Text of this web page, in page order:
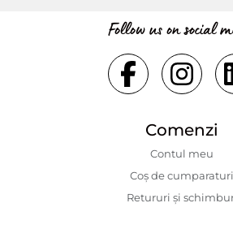
Follow us on social
Comenzi
Contul meu
Coș de cumparaturi
Retururi și